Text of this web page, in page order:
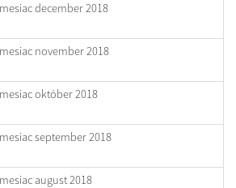
december 2018
november 2018
október 2018
september 2018
august 2018